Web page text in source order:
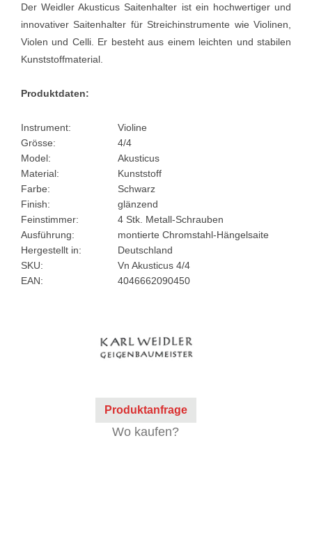
Der Weidler Akusticus Saitenhalter ist ein hochwertiger und
innovativer Saitenhalter für Streichinstrumente wie Violinen,
Violen und Celli. Er besteht aus einem leichten und stabilen
Kunststoffmaterial.
Produktdaten:
Instrument:
Violine
Grösse:
4/4
Model:
Akusticus
Material:
Kunststoff
Farbe:
Schwarz
Finish:
glänzend
Feinstimmer:
4 Stk. Metall-Schrauben
Ausführung:
montierte Chromstahl-Hängelsaite
Hergestellt in:
Deutschland
SKU:
Vn Akusticus 4/4
EAN:
4046662090450
Produktanfrage
Wo kaufen?